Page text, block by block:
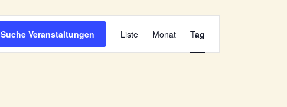
Suche Veranstaltungen
Ansichten-
Navigation
Liste Monat Tag